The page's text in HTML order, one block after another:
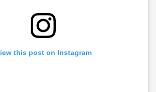
this post on Instagram